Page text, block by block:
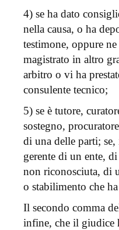
4) se ha dato
nella causa, o ha
testimone, oppure
magistrato in altro
arbitro o vi ha
consulente tecnico;
5) se è tutore,
sostegno,
di una delle parti;
gerente di un ente,
non riconosciuta, di
o stabilimento che ha
Il secondo comma
infine, che il giudice